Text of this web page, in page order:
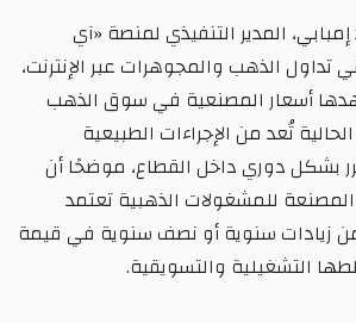
المدير التنفيذي لمنصة «آي
الذهب والمجوهرات عبر الإنترنت،
أسعار المصنعية في سوق الذهب
تُعد من الإجراءات الطبيعية
بشكل دوري داخل القطاع، موضحًا أن
للمشغولات الذهبية تعتمد
زيادات سنوية أو نصف سنوية في قيمة
التشغيلية والتسويقية.